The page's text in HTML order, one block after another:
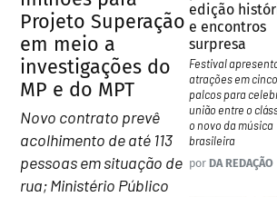
Projeto Superação
em meio a
investigações do
MP e do MPT
Novo contrato prevê
acolhimento de até 113
pessoas em situação de
rua; Ministério Público
edição
e encontros
surpresa
Festival
atrações em cinco
palcos para
união entre o
o novo da música
brasileira
por DA REDAÇÃO